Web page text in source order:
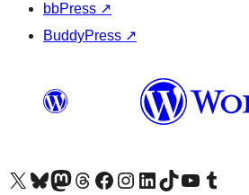
bbPress ↗
BuddyPress ↗
Visit our X (formerly Twitter) account
Посетите наш Bluesky налог
Visit our Mastodon account
Посетите наш налог на Threads-у Visit our Facebook pageПосетите наш Инстаграм налог
Visit our LinkedIn account
Посетите наш TikTok налог
Visit our YouTube channel
Посетите наш Tumblr налог